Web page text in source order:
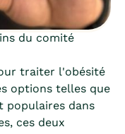
du comité
traiter l'obésité
options telles que
populaires dans
ces deux